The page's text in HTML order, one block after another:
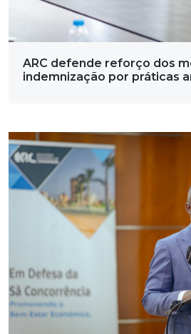
ARC defende reforço dos
indemnização por práticas